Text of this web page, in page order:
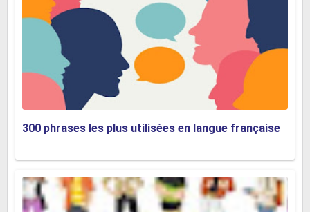
En cas d’urgence (dans une situation
dangereuse):
*Au secours!
*Aidez-moi!
Si quelqu’un a volé votre sac dans une gare:
*Au voleur! Arrêtez-le!
Demander quelque chose (à table):
300 phrases les plus utilisées en langue française